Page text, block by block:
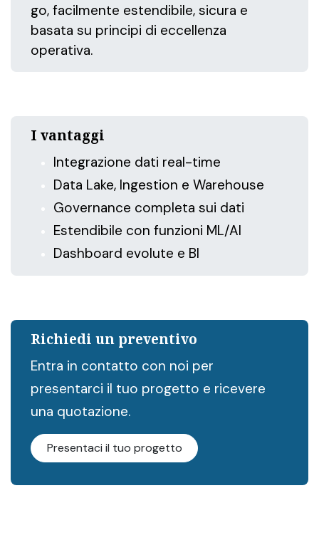
go, facilmente estendibile, sicura e
basata su principi di eccellenza
operativa.
I vantaggi
Integrazione dati real-time
Data Lake, Ingestion e Warehouse
Governance completa sui dati
Estendibile con funzioni ML/AI
Dashboard evolute e BI
Richiedi un preventivo
Entra in contatto con noi per
presentarci il tuo progetto e ricevere
una quotazione.
Presentaci il tuo progetto